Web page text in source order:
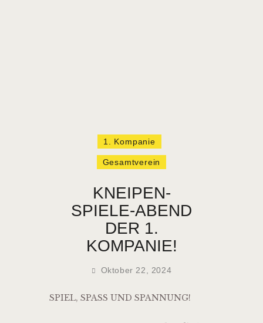
NEUIGKEITEN
KONTAKT
1. Kompanie
Gesamtverein
KNEIPEN-
SPIELE-ABEND
DER 1.
KOMPANIE!
Oktober 22, 2024
SPIEL, SPASS UND SPANNUNG!